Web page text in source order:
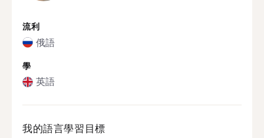
流利
俄語
學
英語
我的語言學習目標